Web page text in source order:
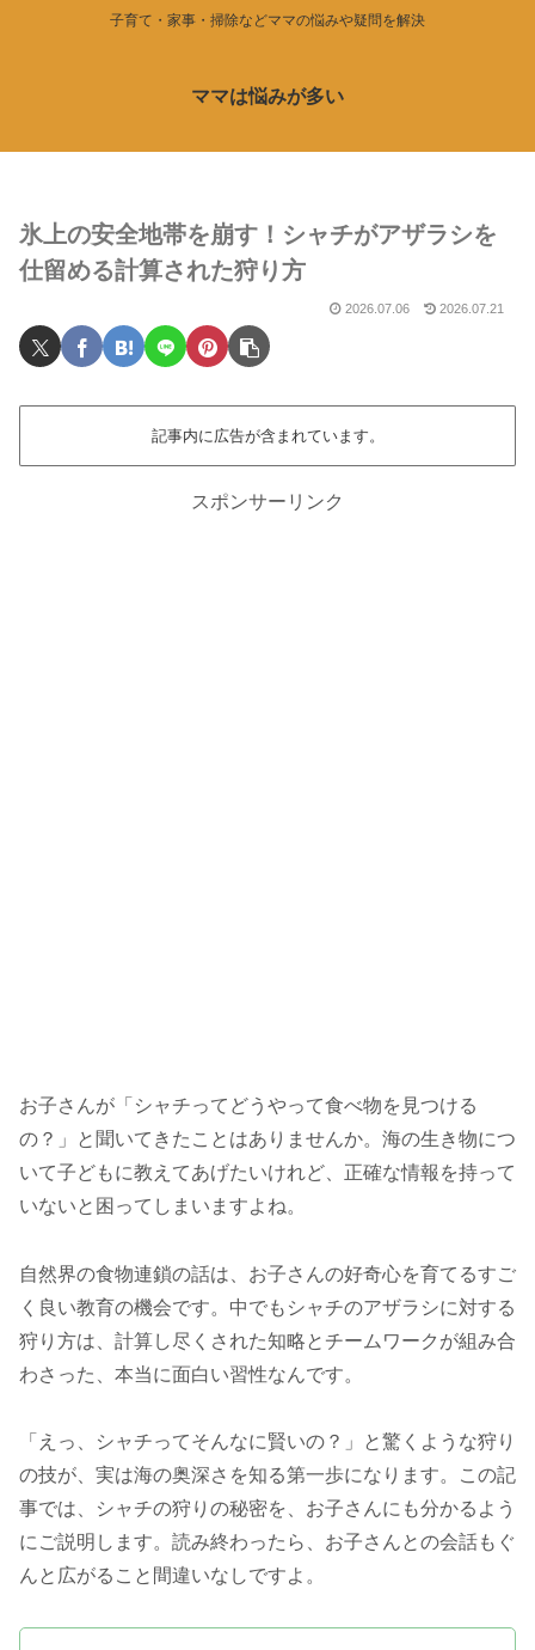
子育て・家事・掃除などママの悩みや疑問を解決
ママは悩みが多い
氷上の安全地帯を崩す！シャチがアザラシを
仕留める計算された狩り方
2026.07.06 2026.07.21
記事内に広告が含まれています。
スポンサーリンク
お子さんが「シャチってどうやって食べ物を見つける
の？」と聞いてきたことはありませんか。海の生き物につ
いて子どもに教えてあげたいけれど、正確な情報を持って
いないと困ってしまいますよね。
自然界の食物連鎖の話は、お子さんの好奇心を育てるすご
く良い教育の機会です。中でもシャチのアザラシに対する
狩り方は、計算し尽くされた知略とチームワークが組み合
わさった、本当に面白い習性なんです。
「えっ、シャチってそんなに賢いの？」と驚くような狩り
の技が、実は海の奥深さを知る第一歩になります。この記
事では、シャチの狩りの秘密を、お子さんにも分かるよう
にご説明します。読み終わったら、お子さんとの会話もぐ
んと広がること間違いなしですよ。